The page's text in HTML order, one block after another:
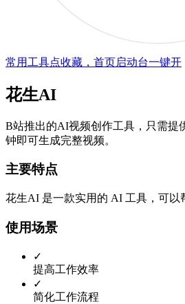
常用工具点收藏，首页启动台一键开
花生AI
B站推出的AI视频创作工具，只需提
钟即可生成完整视频。
主要特点
花生AI 是一款实用的 AI 工具，可以
使用场景
✓
提高工作效率
✓
简化工作流程